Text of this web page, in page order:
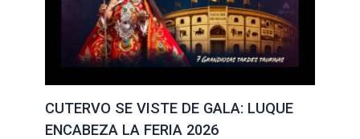
CUTERVO SE VISTE DE GALA: LUQUE
ENCABEZA LA FERIA 2026